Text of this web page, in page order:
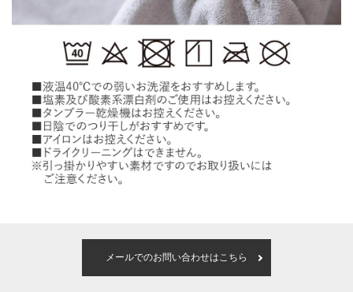
メールでのお問い合わせはこちら